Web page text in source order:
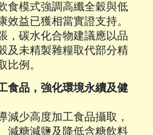
食模式強調高纖全穀與低
效益已獲相當實證支持。
，碳水化合物建議應以品
及未精製雜糧取代部分精
比例。
食品，強化環境永續及健
減少高度加工食品攝取，
減糖減鹽及降低含糖飲料